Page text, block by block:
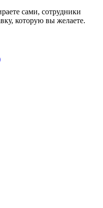
сами, сотрудники
которую вы желаете.